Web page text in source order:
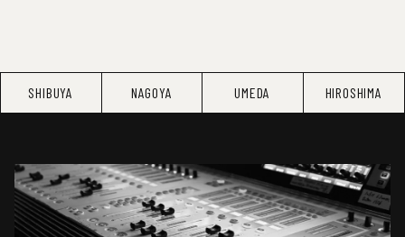
SHIBUYA NAGOYA UMEDA HIROSHIMA